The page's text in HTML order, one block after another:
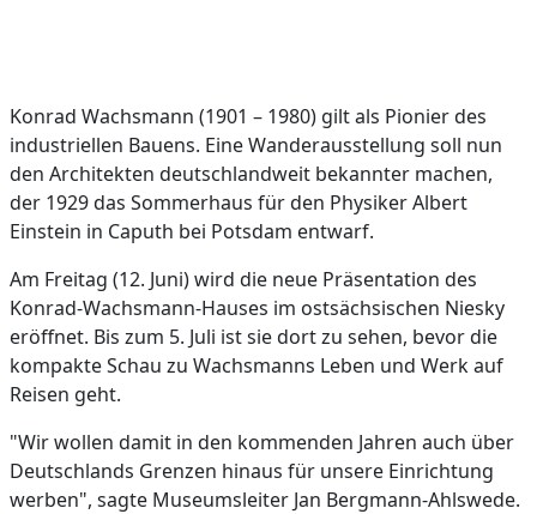
Konrad Wachsmann (1901 – 1980) gilt als Pionier des
industriellen Bauens. Eine Wanderausstellung soll nun
den Architekten deutschlandweit bekannter machen,
der 1929 das Sommerhaus für den Physiker Albert
Einstein in Caputh bei Potsdam entwarf.
Am Freitag (12. Juni) wird die neue Präsentation des
Konrad-Wachsmann-Hauses im ostsächsischen Niesky
eröffnet. Bis zum 5. Juli ist sie dort zu sehen, bevor die
kompakte Schau zu Wachsmanns Leben und Werk auf
Reisen geht.
"Wir wollen damit in den kommenden Jahren auch über
Deutschlands Grenzen hinaus für unsere Einrichtung
werben", sagte Museumsleiter Jan Bergmann-Ahlswede.